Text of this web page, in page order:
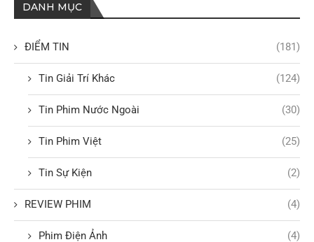
DANH MỤC
ĐIỂM TIN (181)
Tin Giải Trí Khác (124)
Tin Phim Nước Ngoài (30)
Tin Phim Việt (25)
Tin Sự Kiện (2)
REVIEW PHIM (4)
Phim Điện Ảnh (4)